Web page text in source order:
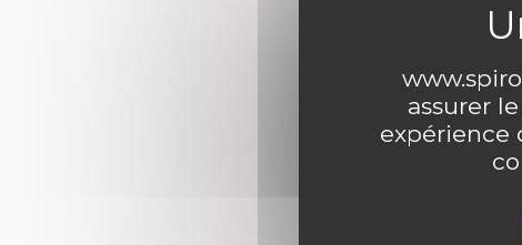
assurer
expérience